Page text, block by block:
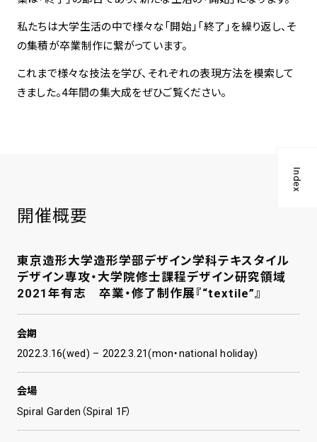
Index
私たちは大学生活の中で様々な「開始」「終了」を繰り返し、そ
の集積が卒業制作に繋がっています。
これまで様々な技法を学び、それぞれの表現方法を模索して
きました。4年間の集大成をぜひご覧ください。
開催概要
東京造形大学造形学部デザイン学科テキスタイル
デザイン専攻・大学院修士課程デザイン研究領域
2021年有志 卒業・修了制作展『“textile”』
会期
2022.3.16(wed) – 2022.3.21(mon・national holiday)
会場
Spiral Garden（Spiral 1F）